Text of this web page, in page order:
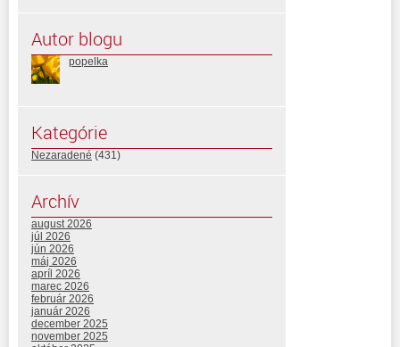
Autor blogu
popelka
Kategórie
Nezaradené (431)
Archív
august 2026
júl 2026
jún 2026
máj 2026
apríl 2026
marec 2026
február 2026
január 2026
december 2025
november 2025